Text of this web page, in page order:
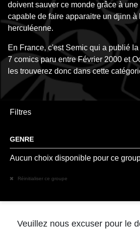
doivent sauver ce monde grâce à
capable de faire apparaitre un djinn à
herculéenne.
En France, c'est Semic qui a publié
7 comics paru entre Février 2000 et
les trouverez donc dans cette
Filtres
GENRE
Aucun choix disponible pour ce
Réinitialiser ce groupe
Veuillez nous excuser pour le